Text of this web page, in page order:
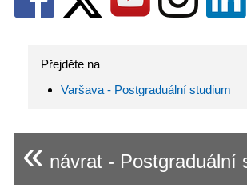
Přejděte na
Varšava - Postgraduální studium
« návrat - Postgraduální